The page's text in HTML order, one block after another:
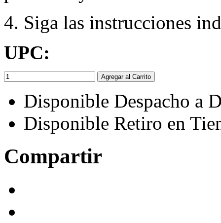
4. Siga las instrucciones
UPC:
Agregar al Carrito
Disponible Despacho a
Disponible Retiro en
Compartir